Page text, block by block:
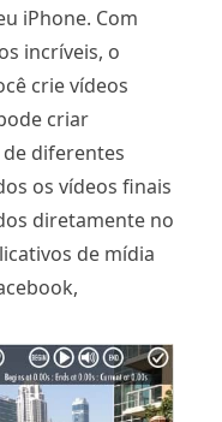
iPhone. Com
incríveis, o
crie vídeos
criar
diferentes
os vídeos finais
diretamente no
de mídia